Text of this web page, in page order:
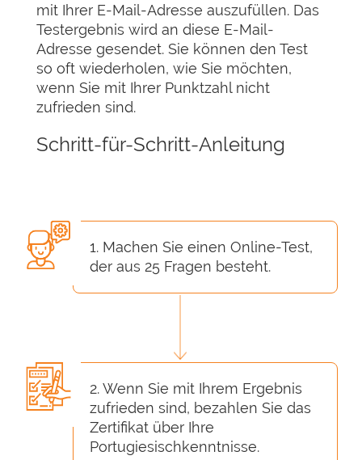
mit Ihrer E-Mail-Adresse auszufüllen. Das
Testergebnis wird an diese E-Mail-
Adresse gesendet. Sie können den Test
so oft wiederholen, wie Sie möchten,
wenn Sie mit Ihrer Punktzahl nicht
zufrieden sind.
Schritt-für-Schritt-Anleitung
1. Machen Sie einen Online-Test,
der aus 25 Fragen besteht.
2. Wenn Sie mit Ihrem Ergebnis
zufrieden sind, bezahlen Sie das
Zertifikat über Ihre
Portugiesischkenntnisse.